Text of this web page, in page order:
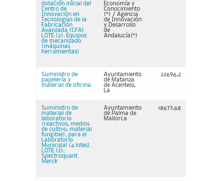
dotación inicial del
Centro de
Innovación en
Tecnologías de la
Fabricación
Avanzada (CFA).
LOTE (2): Equipos
de mecanizado
(máquinas
herramientas)
Economía y
Conocimiento
(*) / Agencia
de Innovación
y Desarrollo
de
Andalucía(*)
Suministro de
papelería y
material de oficina
Ayuntamiento
de Matanza
de Acentejo,
La
22696,2
Suministro de
material de
laboratorio
(reactivos, medios
de cultivo, material
fungible), para el
Laboratorio
Municipal (4 lotes).
LOTE (2):
Spectroquant.
Merck
Ayuntamiento
de Palma de
Mallorca
18677,68